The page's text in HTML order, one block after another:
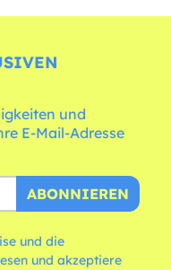
und
E-Mail-Adresse
ABONNIEREN
und die